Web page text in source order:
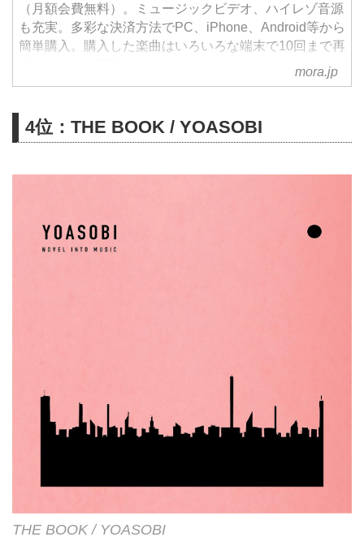
（月額会費無料）。ミュージックビデオ、ハイレゾ音源
も充実。多彩な決済方法でPC、iPhone、Android等から
簡単購入。購入した楽曲はいろいろな端末で10回まで再
mora.jp
4位：THE BOOK / YOASOBI
THE BOOK / YOASOBI